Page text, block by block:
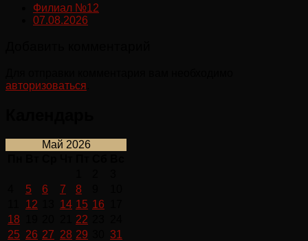
Филиал №12
07.08.2026
авторизоваться
Май 2026
5 6 7 8
12 14 15 16
18
22
25 26 27 28 29
31